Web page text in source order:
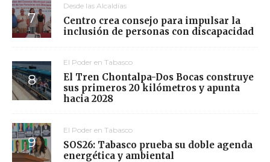
Desde las Alcaldías
Centro crea consejo para impulsar la
inclusión de personas con discapacidad
El Poder en Tabasco
El Tren Chontalpa-Dos Bocas construye
sus primeros 20 kilómetros y apunta
hacia 2028
El Poder en Tabasco
SOS26: Tabasco prueba su doble agenda
energética y ambiental